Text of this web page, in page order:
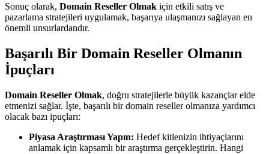
Sonuç olarak, Domain Reseller Olmak için etkili satış ve
pazarlama stratejileri uygulamak, başarıya ulaşmanızı sağlayan en
önemli unsurlardandır.
Başarılı Bir Domain Reseller Olmanın
İpuçları
Domain Reseller Olmak, doğru stratejilerle büyük kazançlar elde
etmenizi sağlar. İşte, başarılı bir domain reseller olmanıza yardımcı
olacak bazı ipuçları:
Piyasa Araştırması Yapın: Hedef kitlenizin ihtiyaçlarını
anlamak için kapsamlı bir araştırma gerçekleştirin. Hangi